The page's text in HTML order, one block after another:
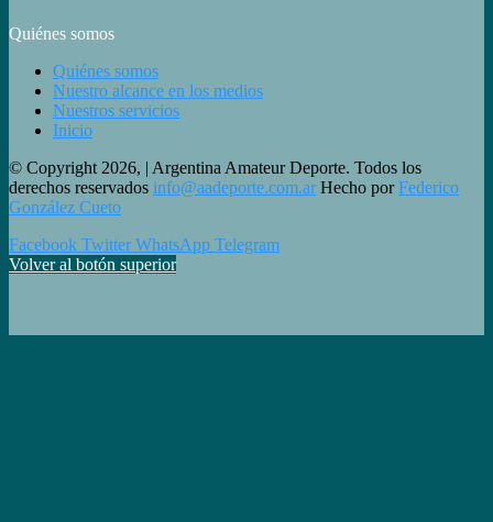
Quiénes somos
Quiénes somos
Nuestro alcance en los medios
Nuestros servicios
Inicio
© Copyright 2026, | Argentina Amateur Deporte. Todos los
derechos reservados info@aadeporte.com.ar Hecho por Federico
González Cueto
Facebook Twitter WhatsApp Telegram
Volver al botón superior